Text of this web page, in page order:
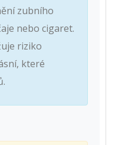
zubního
nebo cigaret.
riziko
které